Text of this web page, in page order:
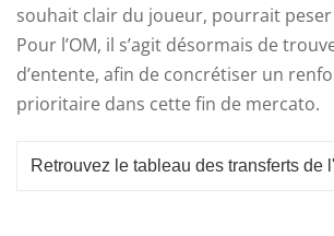
souhait clair du joueur, pourrait peser
Pour l’OM, il s’agit désormais de
d’entente, afin de concrétiser un
prioritaire dans cette fin de mercato.
Retrouvez le tableau des transferts de